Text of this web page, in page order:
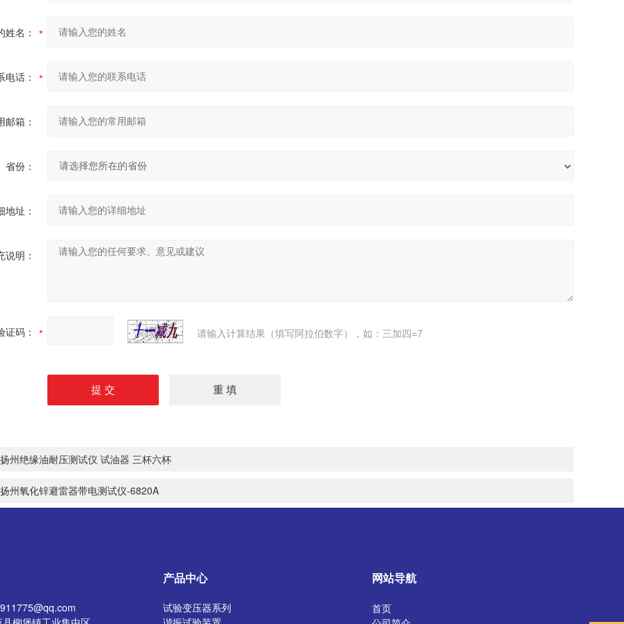
姓名：
电话：
邮箱：
省份：
地址：
说明：
证码： 请输入计算结果（填写阿拉伯数字），如：三加四=7
扬州绝缘油耐压测试仪 试油器 三杯六杯
扬州氧化锌避雷器带电测试仪-6820A
产品中心
试验变压器系列
网站导航
首页